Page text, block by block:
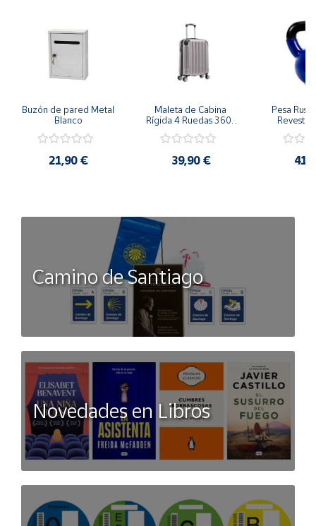
Buzón de pared Metal
Blanco
21,90 €
Maleta de Cabina
Rígida 4 Ruedas 360º
37L
39,90 €
Pesa
Camino de Santiago
Novedades en Libros